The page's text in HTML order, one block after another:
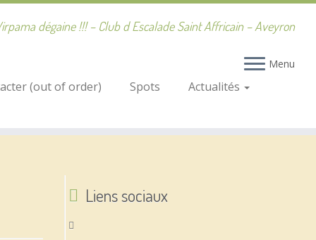
dégaine !!! – Club d Escalade Saint Affricain – Aveyron
Menu
(out of order) Spots
Actualités
Liens sociaux